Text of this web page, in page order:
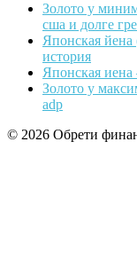
Золото у
сша и долге
Японская
история
Японская
Золото у
adp
© 2026 Обрети